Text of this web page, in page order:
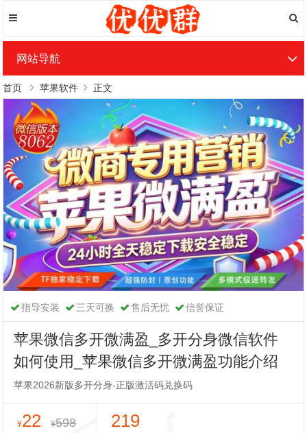
网站导航
首页 苹果软件 正文
指导安装 三天可换 售后无忧 信誉保证
苹果微信多开微满盈_多开分身微信软件
如何使用_苹果微信多开微满盈功能介绍
苹果2026新版多开分身-正版激活码兑换码
¥22 ¥598 219